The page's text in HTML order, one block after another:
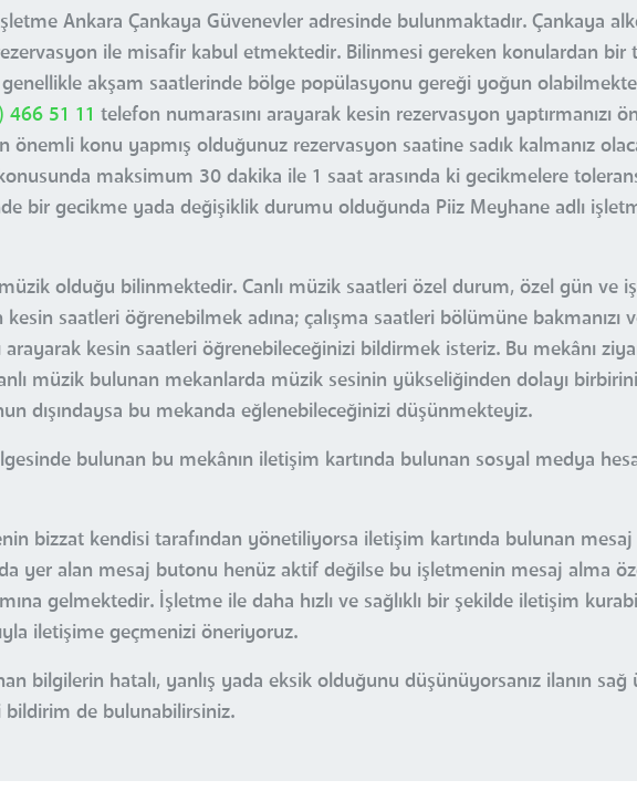
Ankara Çankaya Güvenevler adresinde bulunmaktadır. Çankaya
ile misafir kabul etmektedir. Bilinmesi gereken konulardan bir
akşam saatlerinde bölge popülasyonu gereği yoğun
466 51 11 telefon numarasını arayarak kesin rezervasyon yaptırmanızı
önemli konu yapmış olduğunuz rezervasyon saatine sadık kalmanız
maksimum 30 dakika ile 1 saat arasında ki gecikmelere
bir gecikme yada değişiklik durumu olduğunda Piiz Meyhane adlı
müzik olduğu bilinmektedir. Canlı müzik saatleri özel durum, özel gün
saatleri öğrenebilmek adına; çalışma saatleri bölümüne bakmanızı
arayarak kesin saatleri öğrenebileceğinizi bildirmek isteriz. Bu mekânı
müzik bulunan mekanlarda müzik sesinin yükseliğinden dolayı
dışındaysa bu mekanda eğlenebileceğinizi düşünmekteyiz.
bulunan bu mekânın iletişim kartında bulunan sosyal medya
bizzat kendisi tarafından yönetiliyorsa iletişim kartında bulunan
yer alan mesaj butonu henüz aktif değilse bu işletmenin mesaj alma
gelmektedir. İşletme ile daha hızlı ve sağlıklı bir şekilde iletişim
iletişime geçmenizi öneriyoruz.
bilgilerin hatalı, yanlış yada eksik olduğunu düşünüyorsanız ilanın sağ
bildirim de bulunabilirsiniz.